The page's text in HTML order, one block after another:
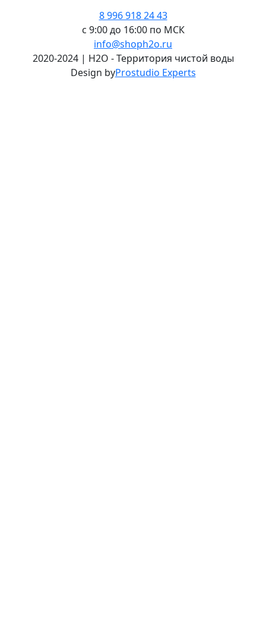
8 996 918 24 43
с 9:00 до 16:00 по МСК
info@shoph2o.ru
2020-2024 | H2O - Территория чистой воды
Design byProstudio Experts